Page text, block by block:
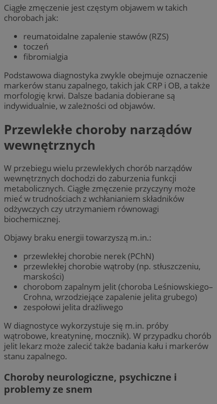
Ciągłe zmęczenie jest częstym objawem w takich
chorobach jak:
reumatoidalne zapalenie stawów (RZS)
toczeń
fibromialgia
Podstawowa diagnostyka zwykle obejmuje oznaczenie
markerów stanu zapalnego, takich jak CRP i OB, a także
morfologię krwi. Dalsze badania dobierane są
indywidualnie, w zależności od objawów.
Przewlekłe choroby narządów
wewnętrznych
W przebiegu wielu przewlekłych chorób narządów
wewnętrznych dochodzi do zaburzenia funkcji
metabolicznych. Ciągłe zmęczenie przyczyny może
mieć w trudnościach z wchłanianiem składników
odżywczych czy utrzymaniem równowagi
biochemicznej.
Objawy braku energii towarzyszą m.in.:
przewlekłej chorobie nerek (PChN)
przewlekłej chorobie wątroby (np. stłuszczeniu,
marskości)
chorobom zapalnym jelit (choroba Leśniowskiego–
Crohna, wrzodziejące zapalenie jelita grubego)
zespołowi jelita drażliwego
W diagnostyce wykorzystuje się m.in. próby
wątrobowe, kreatyninę, mocznik). W przypadku chorób
jelit lekarz może zalecić także badania kału i markerów
stanu zapalnego.
Choroby neurologiczne, psychiczne i
problemy ze snem